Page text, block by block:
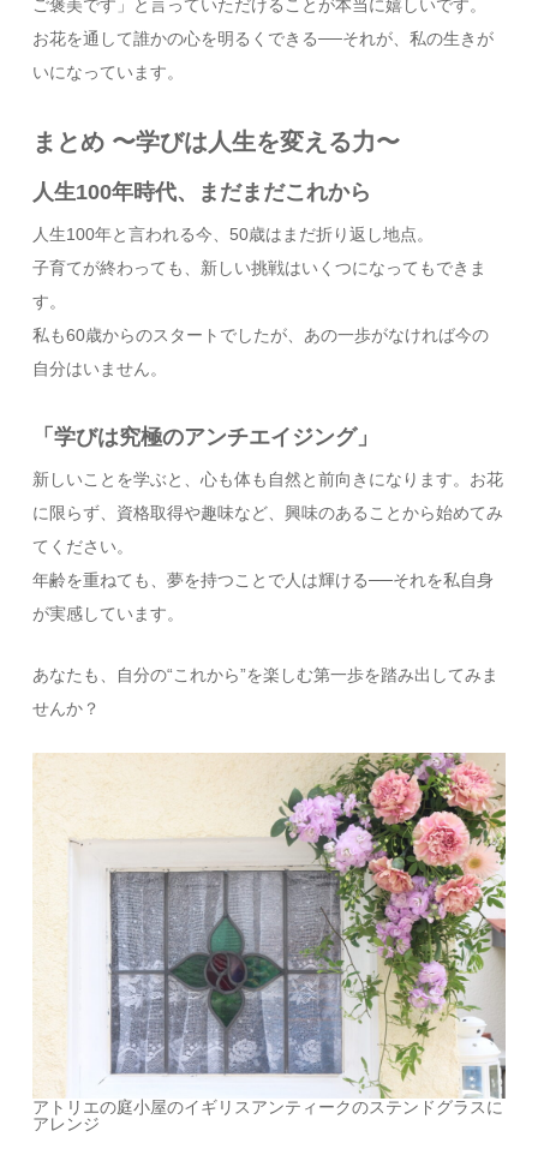
ご褒美です」と言っていただけることが本当に嬉しいです。
お花を通して誰かの心を明るくできる──それが、私の生きが
いになっています。
まとめ 〜学びは人生を変える力〜
人生100年時代、まだまだこれから
人生100年と言われる今、50歳はまだ折り返し地点。
子育てが終わっても、新しい挑戦はいくつになってもできま
す。
私も60歳からのスタートでしたが、あの一歩がなければ今の
自分はいません。
「学びは究極のアンチエイジング」
新しいことを学ぶと、心も体も自然と前向きになります。お花
に限らず、資格取得や趣味など、興味のあることから始めてみ
てください。
年齢を重ねても、夢を持つことで人は輝ける──それを私自身
が実感しています。
あなたも、自分の“これから”を楽しむ第一歩を踏み出してみま
せんか？
アトリエの庭小屋のイギリスアンティークのステンドグラスに
アレンジ